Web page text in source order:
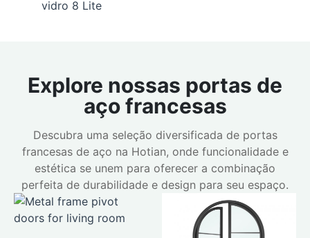
vidro 8 Lite
Explore nossas portas de
aço francesas
Descubra uma seleção diversificada de portas
francesas de aço na Hotian, onde funcionalidade e
estética se unem para oferecer a combinação
perfeita de durabilidade e design para seu espaço.